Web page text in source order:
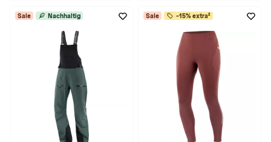
Sale Nachhaltig Sale -15% extra²